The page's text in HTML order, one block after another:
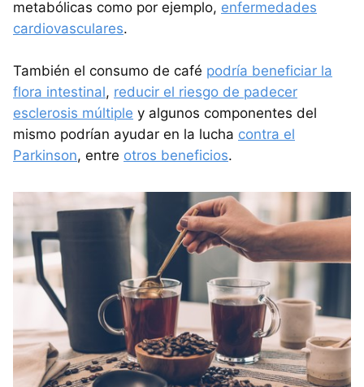
metabólicas como por ejemplo, enfermedades
cardiovasculares.
También el consumo de café podría beneficiar la
flora intestinal, reducir el riesgo de padecer
esclerosis múltiple y algunos componentes del
mismo podrían ayudar en la lucha contra el
Parkinson, entre otros beneficios.